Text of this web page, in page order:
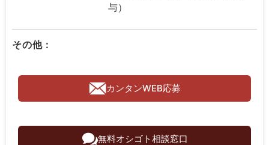
与）
その他 :
カンタンWEB応募
無料オシゴト相談窓口